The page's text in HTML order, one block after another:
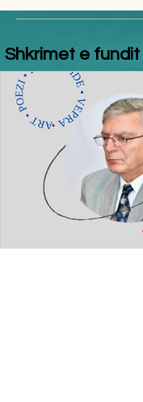
Shkrimet e fundit